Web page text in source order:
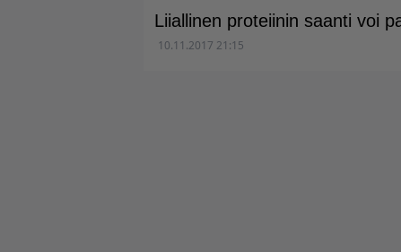
Liiallinen proteiinin saanti voi
10.11.2017 21:15